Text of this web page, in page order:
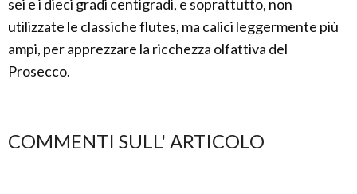
sei e i dieci gradi centigradi, e soprattutto, non
utilizzate le classiche flutes, ma calici leggermente più
ampi, per apprezzare la ricchezza olfattiva del
Prosecco.
COMMENTI SULL' ARTICOLO